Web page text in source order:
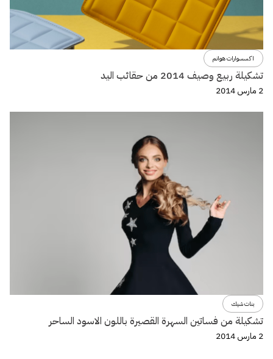
اكسسوارات هوانم
تشكيلة ربيع وصيف 2014 من حقائب اليد
2 مارس 2014
بنات شيك
تشكيلة من فساتين السهرة القصيرة باللون الاسود الساحر
2 مارس 2014